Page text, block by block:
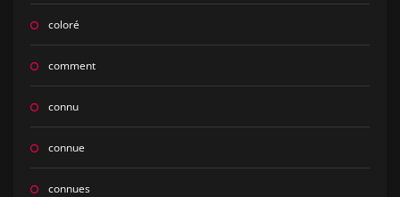
coloré
comment
connu
connue
connues